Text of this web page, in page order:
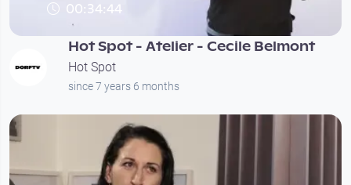
00:34:44
Hot Spot - Atelier - Cecile Belmont
Hot Spot
since 7 years 6 months